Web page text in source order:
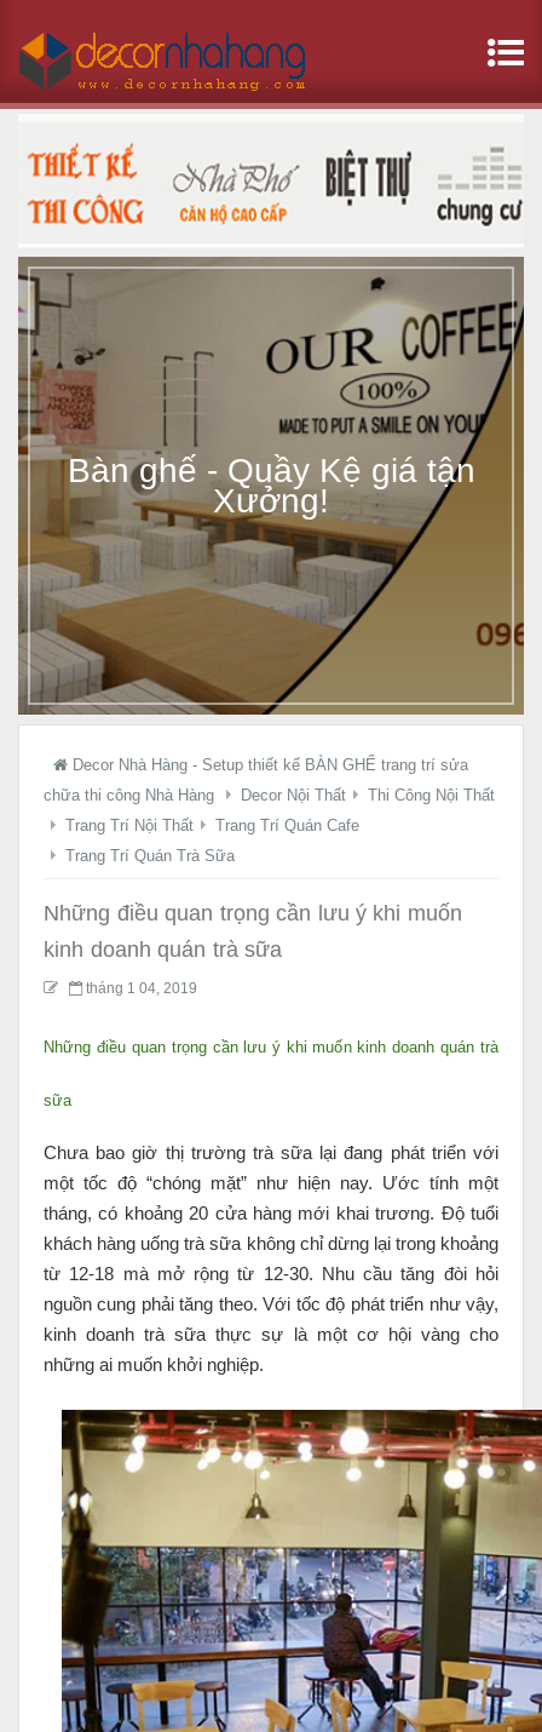
B
g
ế
-
Q
u
ầ
K
á
t
n
ở
Bàn ghế - Quầy Kệ giá tận
Xưởng!
Decor Nhà Hàng - Setup thiết kế BÀN GHẾ trang trí sửa
chữa thi công Nhà Hàng
Decor Nội Thất
Thi Công Nội Thất
Trang Trí Nội Thất
Trang Trí Quán Cafe
Trang Trí Quán Trà Sữa
Những điều quan trọng cần lưu ý khi muốn
kinh doanh quán trà sữa
tháng 1 04, 2019
Những điều quan trọng cần lưu ý khi muốn kinh doanh quán trà
sữa
Chưa bao giờ thị trường trà sữa lại đang phát triển với
một tốc độ “chóng mặt” như hiện nay. Ước tính một
tháng, có khoảng 20 cửa hàng mới khai trương. Độ tuổi
khách hàng uống trà sữa không chỉ dừng lại trong khoảng
từ 12-18 mà mở rộng từ 12-30. Nhu cầu tăng đòi hỏi
nguồn cung phải tăng theo. Với tốc độ phát triển như vậy,
kinh doanh trà sữa thực sự là một cơ hội vàng cho
những ai muốn khởi nghiệp.